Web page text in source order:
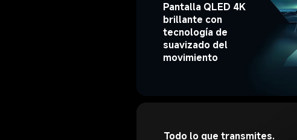
Pantalla QLED 4K
brillante con
tecnología de
suavizado del
movimiento
Todo lo que transmites.